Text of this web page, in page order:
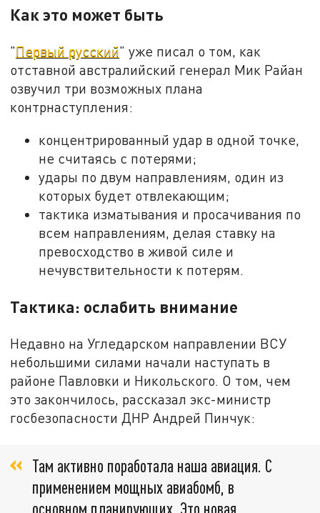
Как это может быть
"Первый русский" уже писал о том, как
отставной австралийский генерал Мик Райан
озвучил три возможных плана
контрнаступления:
концентрированный удар в одной точке,
не считаясь с потерями;
удары по двум направлениям, один из
которых будет отвлекающим;
тактика изматывания и просачивания по
всем направлениям, делая ставку на
превосходство в живой силе и
нечувствительности к потерям.
Тактика: ослабить внимание
Недавно на Угледарском направлении ВСУ
небольшими силами начали наступать в
районе Павловки и Никольского. О том, чем
это закончилось, рассказал экс-министр
госбезопасности ДНР Андрей Пинчук:
Там активно поработала наша авиация. С
применением мощных авиабомб, в
основном планирующих. Это новая